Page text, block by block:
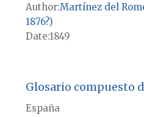
Author Martínez del
1876?)
Date1849
Glosario compuesto
España